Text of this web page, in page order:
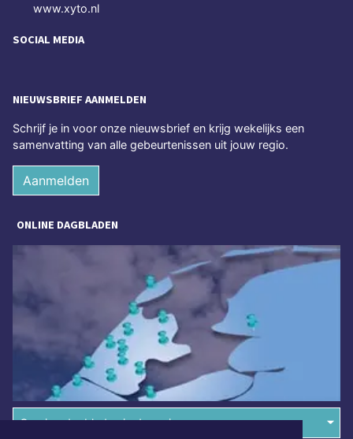
www.xyto.nl
SOCIAL MEDIA
NIEUWSBRIEF AANMELDEN
Schrijf je in voor onze nieuwsbrief en krijg wekelijks een
samenvatting van alle gebeurtenissen uit jouw regio.
Aanmelden
ONLINE DAGBLADEN
Overige dagbladen in de regio